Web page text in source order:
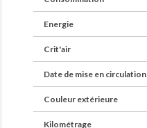
Energie
Crit'air
Date de mise en circulation
Couleur extérieure
Kilométrage